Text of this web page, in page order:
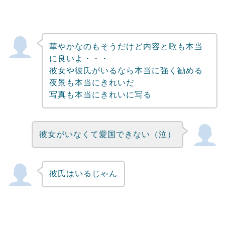
華やかなのもそうだけど内容と歌も本当
に良いよ・・・
彼女や彼氏がいるなら本当に強く勧める
夜景も本当にきれいだ
写真も本当にきれいに写る
彼女がいなくて愛国できない（泣）
彼氏はいるじゃん